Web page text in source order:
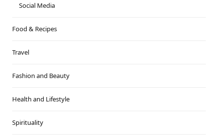
Social Media
Food & Recipes
Travel
Fashion and Beauty
Health and Lifestyle
Spirituality